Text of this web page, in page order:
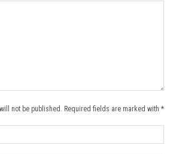
not be published. Required fields are marked with *